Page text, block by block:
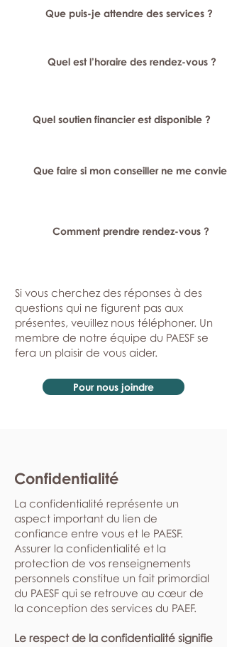
Que puis-je attendre des services ?
Quel est l’horaire des rendez-vous ?
Quel soutien financier est disponible ?
Que faire si mon conseiller ne me
Comment prendre rendez-vous ?
Si vous cherchez des réponses à des
questions qui ne figurent pas aux
présentes, veuillez nous téléphoner. Un
membre de notre équipe du PAESF se
fera un plaisir de vous aider.
Pour nous joindre
Confidentialité
La confidentialité représente un
aspect important du lien de
confiance entre vous et le PAESF.
Assurer la confidentialité et la
protection de vos renseignements
personnels constitue un fait primordial
du PAESF qui se retrouve au cœur de
la conception des services du PAEF.
Le respect de la confidentialité signifie